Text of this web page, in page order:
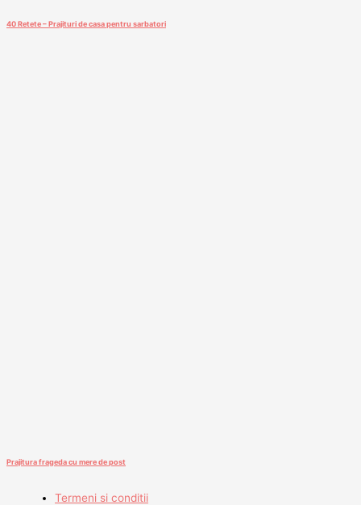
40 Retete – Prajituri de casa pentru sarbatori
Prajitura frageda cu mere de post
Termeni si conditii